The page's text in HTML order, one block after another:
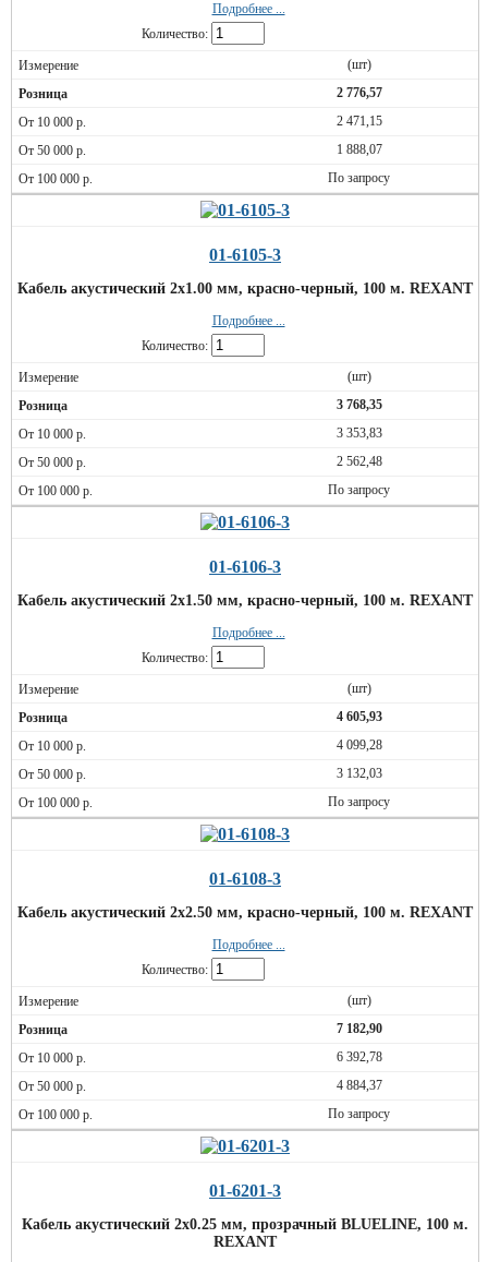
Подробнее ...
Количество:
(шт)
2 776,57
2 471,15
1 888,07
По запросу
01-6105-3
Кабель акустический 2х1.00 мм, красно-черный, 100 м. REXANT
Подробнее ...
Количество:
(шт)
3 768,35
3 353,83
2 562,48
По запросу
01-6106-3
Кабель акустический 2х1.50 мм, красно-черный, 100 м. REXANT
Подробнее ...
Количество:
(шт)
4 605,93
4 099,28
3 132,03
По запросу
01-6108-3
Кабель акустический 2х2.50 мм, красно-черный, 100 м. REXANT
Подробнее ...
Количество:
(шт)
7 182,90
6 392,78
4 884,37
По запросу
01-6201-3
Кабель акустический 2х0.25 мм, прозрачный BLUELINE, 100 м.
REXANT